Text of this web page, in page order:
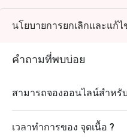
นโยบายการยกเลิกและแก้ไ
คำถามที่พบบ่อย
สามารถจองออนไลน์สำหรั
เวลาทำการของ จุดเนื้อ ?